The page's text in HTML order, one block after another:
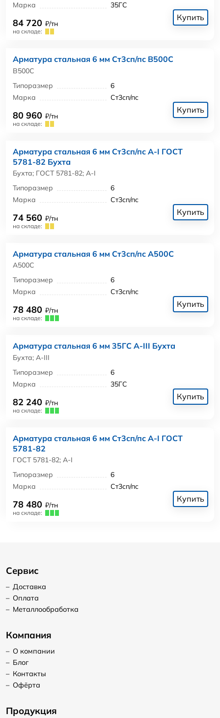
Марка
35ГС
84 720 ₽/тн
на складе:
Купить
Арматура стальная 6 мм Ст3сп/пс В500С
В500С
Типоразмер
6
Марка
Ст3сп/пс
80 960 ₽/тн
на складе:
Купить
Арматура стальная 6 мм Ст3сп/пс А-I ГОСТ
5781-82 Бухта
Бухта; ГОСТ 5781-82; А-I
Типоразмер
6
Марка
Ст3сп/пс
74 560 ₽/тн
на складе:
Купить
Арматура стальная 6 мм Ст3сп/пс А500С
А500С
Типоразмер
6
Марка
Ст3сп/пс
78 480 ₽/тн
на складе:
Купить
Арматура стальная 6 мм 35ГС А-III Бухта
Бухта; А-III
Типоразмер
6
Марка
35ГС
82 240 ₽/тн
на складе:
Купить
Арматура стальная 6 мм Ст3сп/пс А-I ГОСТ
5781-82
ГОСТ 5781-82; А-I
Типоразмер
6
Марка
Ст3сп/пс
78 480 ₽/тн
на складе:
Купить
Сервис
– Доставка
– Оплата
– Металлообработка
Компания
– О компании
– Блог
– Контакты
– Офёрта
Продукция